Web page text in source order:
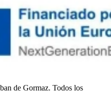
de Gormaz. Todos los